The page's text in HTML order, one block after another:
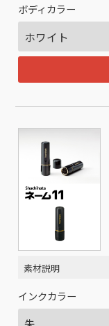
ボディカラー
素材説明
インクカラー